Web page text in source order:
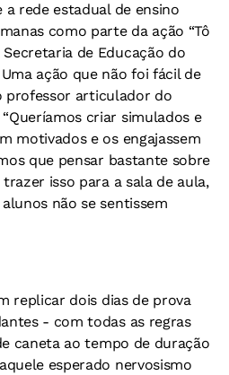
a rede estadual de ensino
como parte da ação “Tô
de Educação do
ação que não foi fácil de
professor articulador do
“Queríamos criar simulados e
motivados e os engajassem
que pensar bastante sobre
isso para a sala de aula,
não se sentissem
replicar dois dias de prova
- com todas as regras
caneta ao tempo de duração
esperado nervosismo